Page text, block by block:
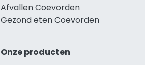
Afvallen Coevorden
Gezond eten Coevorden
Onze producten